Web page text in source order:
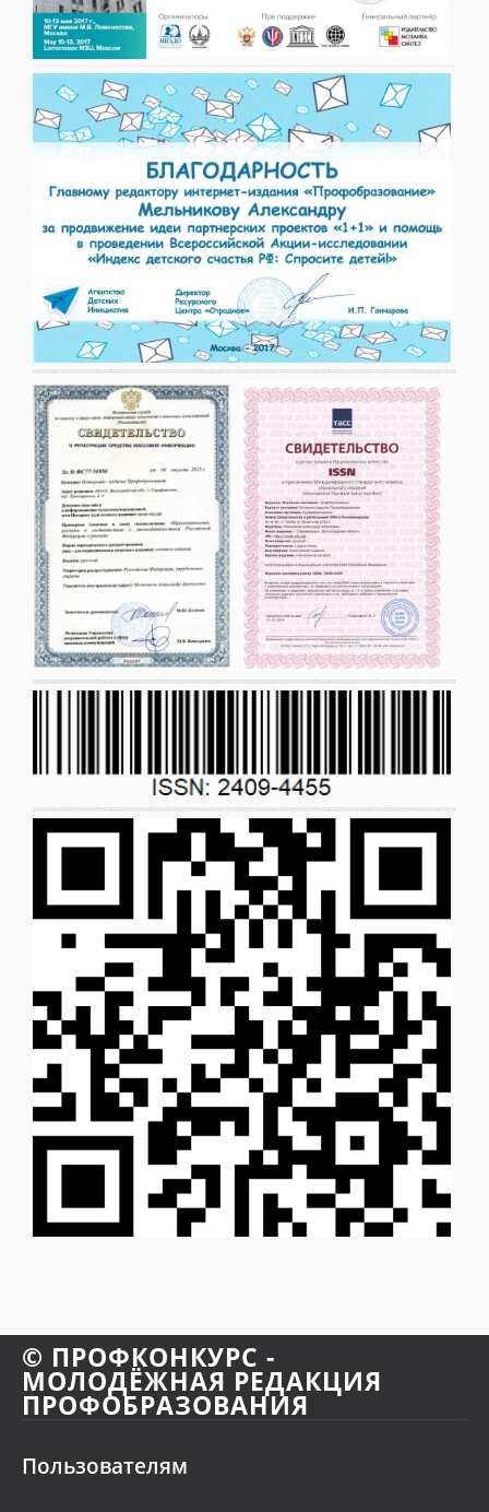
© ПРОФКОНКУРС -
МОЛОДЁЖНАЯ РЕДАКЦИЯ
ПРОФОБРАЗОВАНИЯ
Пользователям